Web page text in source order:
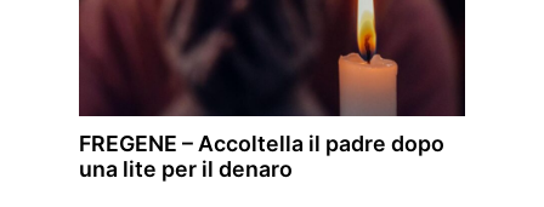
FREGENE – Accoltella il padre dopo
una lite per il denaro